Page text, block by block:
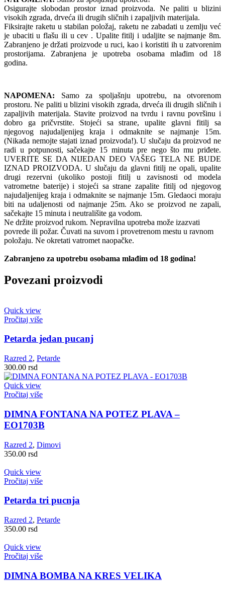
Osigurajte slobodan prostor iznad proizvoda. Ne paliti u blizini
visokih zgrada, drveća ili drugih sličnih i zapaljivih materijala.
Fiksirajte raketu u stabilan položaj, raketu ne zabadati u zemlju već
je ubaciti u flašu ili u cev . Upalite fitilj i udaljite se najmanje 8m.
Zabranjeno je držati proizvode u ruci, kao i koristiti ih u zatvorenim
prostorijama. Zabranjena je upotreba osobama mlađim od 18
godina.
NAPOMENA: Samo za spoljašnju upotrebu, na otvorenom
prostoru. Ne paliti u blizini visokih zgrada, drveća ili drugih sličnih i
zapaljivih materijala. Stavite proizvod na tvrdu i ravnu površinu i
dobro ga pričvrstite. Stojeći sa strane, upalite glavni fitilj sa
njegovog najudaljenijeg kraja i odmaknite se najmanje 15m.
(Nikada nemojte stajati iznad proizvoda!). U slučaju da proizvod ne
radi u potpunosti, sačekajte 15 minuta pre nego što mu priđete.
UVERITE SE DA NIJEDAN DEO VAŠEG TELA NE BUDE
IZNAD PROIZVODA. U slučaju da glavni fitilj ne opali, upalite
drugi rezervni (ukoliko postoji fitilj u zavisnosti od modela
vatrometne baterije) i stojeći sa strane zapalite fitilj od njegovog
najudaljenijeg kraja i odmaknite se najmanje 15m. Gledaoci moraju
biti na udaljenosti od najmanje 25m. Ako se proizvod ne zapali,
sačekajte 15 minuta i neutrališite ga vodom.
Ne držite proizvod rukom. Nepravilna upotreba može izazvati
povrede ili požar. Čuvati na suvom i provetrenom mestu u ravnom
položaju. Ne okretati vatromet naopačke.
Zabranjeno za upotrebu osobama mlađim od 18 godina!
Povezani proizvodi
Quick view
Pročitaj više
Petarda jedan pucanj
Razred 2, Petarde
300.00 rsd
Quick view
Pročitaj više
DIMNA FONTANA NA POTEZ PLAVA –
EO1703B
Razred 2, Dimovi
350.00 rsd
Quick view
Pročitaj više
Petarda tri pucnja
Razred 2, Petarde
350.00 rsd
Quick view
Pročitaj više
DIMNA BOMBA NA KRES VELIKA